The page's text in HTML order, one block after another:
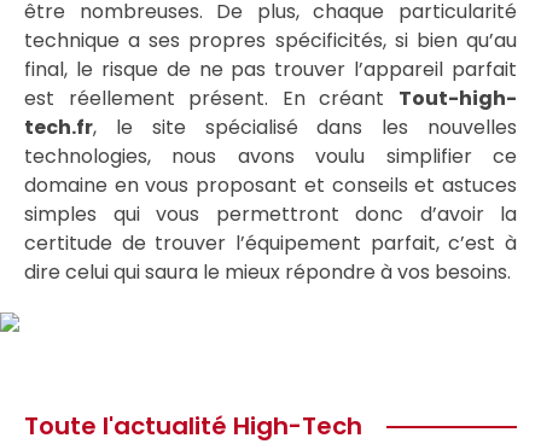
être nombreuses. De plus, chaque particularité
technique a ses propres spécificités, si bien qu’au
final, le risque de ne pas trouver l’appareil parfait
est réellement présent. En créant Tout-high-
tech.fr, le site spécialisé dans les nouvelles
technologies, nous avons voulu simplifier ce
domaine en vous proposant et conseils et astuces
simples qui vous permettront donc d’avoir la
certitude de trouver l’équipement parfait, c’est à
dire celui qui saura le mieux répondre à vos besoins.
Toute l'actualité High-Tech